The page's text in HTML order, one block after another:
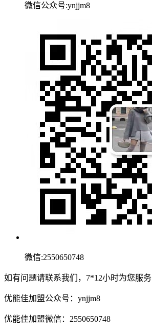
微信公众号:ynjjm8
微信:2550650748
如有问题请联系我们，7*12小时为您服务
优能佳加盟公众号：ynjjm8
优能佳加盟微信：2550650748